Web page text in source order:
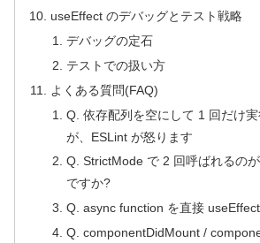
useEffect のデバッグとテスト戦略
デバッグの定石
テストでの扱い方
よくある質問(FAQ)
Q. 依存配列を空にして 1 回だけ
が、ESLint が怒ります
Q. StrictMode で 2 回呼ばれるの
ですか?
Q. async function を直接
Q. componentDidMount /